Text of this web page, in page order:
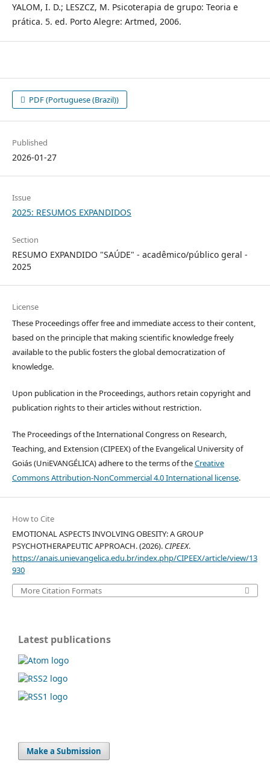
YALOM, I. D.; LESZCZ, M. Psicoterapia de grupo: Teoria e
prática. 5. ed. Porto Alegre: Artmed, 2006.
PDF (Portuguese (Brazil))
Published
2026-01-27
Issue
2025: RESUMOS EXPANDIDOS
Section
RESUMO EXPANDIDO "SAÚDE" - acadêmico/público geral -
2025
License
These Proceedings offer free and immediate access to their content,
based on the principle that making scientific knowledge freely
available to the public fosters the global democratization of
knowledge.
Upon publication in the Proceedings, authors retain copyright and
publication rights to their articles without restriction.
The Proceedings of the International Congress on Research,
Teaching, and Extension (CIPEEX) of the Evangelical University of
Goiás (UniEVANGÉLICA) adhere to the terms of theCreative
Commons Attribution-NonCommercial 4.0 International license.
How to Cite
EMOTIONAL ASPECTS INVOLVING OBESITY: A GROUP
PSYCHOTHERAPEUTIC APPROACH. (2026). CIPEEX.
https://anais.unievangelica.edu.br/index.php/CIPEEX/article/view/13
930
More Citation Formats
Latest publications
Make a Submission